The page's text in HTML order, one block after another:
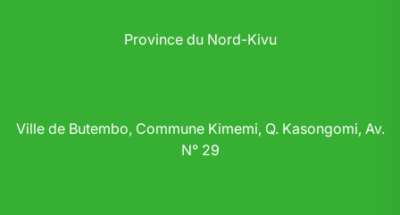
Province du Nord-Kivu
Ville de Butembo, Commune Kimemi, Q. Kasongomi, Av.
N° 29